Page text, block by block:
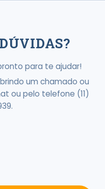
DÚVIDAS?
para te ajudar!
um chamado ou
ou pelo telefone (11)